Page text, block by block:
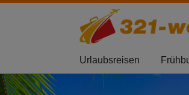
Urlaubsreisen